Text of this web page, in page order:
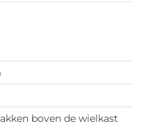
boven de wielkast